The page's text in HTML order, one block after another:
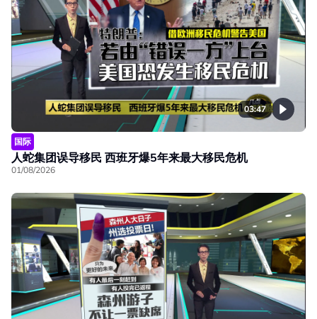
03:47
国际
人蛇集团误导移民 西班牙爆5年来最大移民危机
01/08/2026